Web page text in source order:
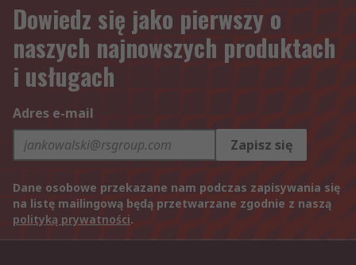
Dowiedz się jako pierwszy o
naszych najnowszych produktach
i usługach
Adres e-mail
Zapisz się
Dane osobowe przekazane nam podczas zapisywania się
na listę mailingową będą przetwarzane zgodnie z naszą
polityką prywatności.